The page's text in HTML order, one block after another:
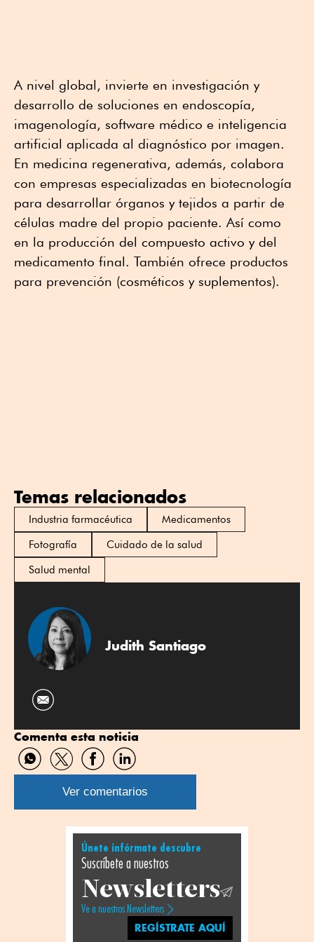
A nivel global, invierte en investigación y
desarrollo de soluciones en endoscopía,
imagenología, software médico e inteligencia
artificial aplicada al diagnóstico por imagen.
En medicina regenerativa, además, colabora
con empresas especializadas en biotecnología
para desarrollar órganos y tejidos a partir de
células madre del propio paciente. Así como
en la producción del compuesto activo y del
medicamento final. También ofrece productos
para prevención (cosméticos y suplementos).
Temas relacionados
Industria farmacéutica
Medicamentos
Fotografía
Cuidado de la salud
Salud mental
Judith Santiago
Comenta esta noticia
Compartir
por
WhatsApp
Compartir
por
Twitter
Compartir
por
Facebook
Compartir
por
Linkedin
Ver comentarios
Únete infórmate descubre
Suscríbete a nuestros
Newsletters
Ve a nuestros Newsletters
REGÍSTRATE AQUÍ